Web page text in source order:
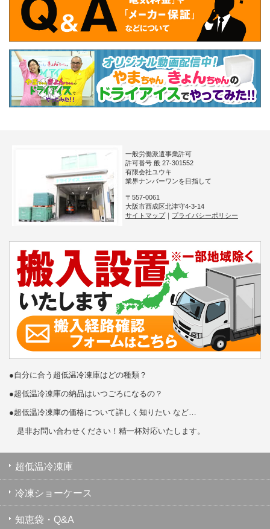
一般労働派遣事業許可
許可番号 般 27-301552
有限会社ユウキ
業界ナンバーワンを目指して
〒557-0061
大阪市西成区北津守4-3-14
サイトマップ
プライバシーポリシー
●自分に合う超低温冷凍庫はどの種類？
●超低温冷凍庫の納品はいつごろになるの？
●超低温冷凍庫の価格について詳しく知りたい など…
是非お問い合わせください！精一杯対応いたします。
超低温冷凍庫
冷凍ショーケース
知恵袋・Q&A